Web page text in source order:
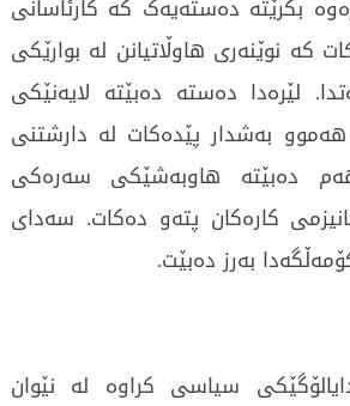
بکرێتە دەستەیەک کە کارئاسانی
کە نوێنەری هاوڵاتیانن لە بوارێکی
لێرەدا دەستە دەبێتە لایەنێکی
بەشدار پێدەکات لە دارشتنی
هەم دەبێتە هاوبەشێکی سەرەکی
کارەکان پتەو دەکات. سەدای
بەرز دەبێت.
دایالۆگێکی سیاسی کراوە لە نێوان